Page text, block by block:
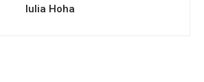
Iulia Hoha